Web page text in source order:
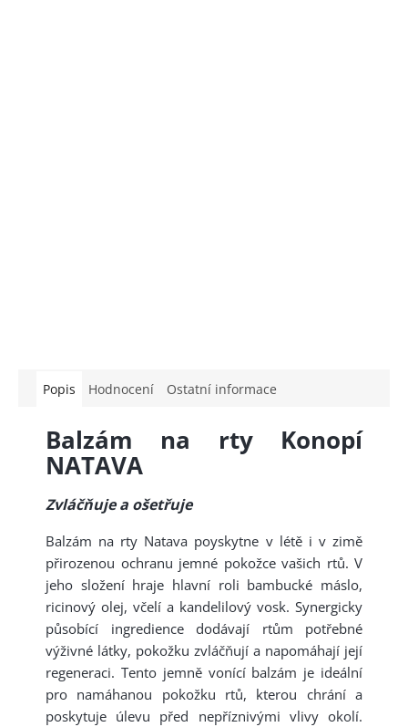
Popis Hodnocení Ostatní informace
Balzám na rty Konopí
NATAVA
Zvláčňuje a ošetřuje
Balzám na rty Natava poyskytne v létě i v zimě
přirozenou ochranu jemné pokožce vašich rtů. V
jeho složení hraje hlavní roli bambucké máslo,
ricinový olej, včelí a kandelilový vosk. Synergicky
působící ingredience dodávají rtům potřebné
výživné látky, pokožku zvláčňují a napomáhají její
regeneraci. Tento jemně vonící balzám je ideální
pro namáhanou pokožku rtů, kterou chrání a
poskytuje úlevu před nepříznivými vlivy okolí.